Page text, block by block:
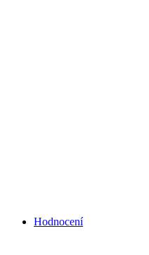
Hodnocení